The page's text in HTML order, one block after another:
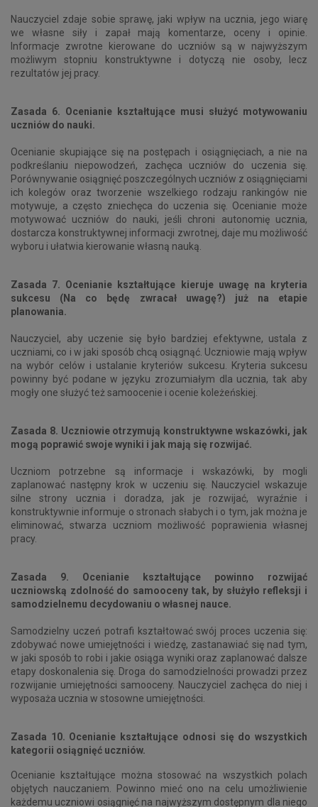
Nauczyciel zdaje sobie sprawę, jaki wpływ na ucznia, jego wiarę
we własne siły i zapał mają komentarze, oceny i opinie.
Informacje zwrotne kierowane do uczniów są w najwyższym
możliwym stopniu konstruktywne i dotyczą nie osoby, lecz
rezultatów jej pracy.
Zasada 6. Ocenianie kształtujące musi służyć motywowaniu
uczniów do nauki.
Ocenianie skupiające się na postępach i osiągnięciach, a nie na
podkreślaniu niepowodzeń, zachęca uczniów do uczenia się.
Porównywanie osiągnięć poszczególnych uczniów z osiągnięciami
ich kolegów oraz tworzenie wszelkiego rodzaju rankingów nie
motywuje, a często zniechęca do uczenia się. Ocenianie może
motywować uczniów do nauki, jeśli chroni autonomię ucznia,
dostarcza konstruktywnej informacji zwrotnej, daje mu możliwość
wyboru i ułatwia kierowanie własną nauką.
Zasada 7. Ocenianie kształtujące kieruje uwagę na kryteria
sukcesu (Na co będę zwracał uwagę?) już na etapie
planowania.
Nauczyciel, aby uczenie się było bardziej efektywne, ustala z
uczniami, co i w jaki sposób chcą osiągnąć. Uczniowie mają wpływ
na wybór celów i ustalanie kryteriów sukcesu. Kryteria sukcesu
powinny być podane w języku zrozumiałym dla ucznia, tak aby
mogły one służyć też samoocenie i ocenie koleżeńskiej.
Zasada 8. Uczniowie otrzymują konstruktywne wskazówki, jak
mogą poprawić swoje wyniki i jak mają się rozwijać.
Uczniom potrzebne są informacje i wskazówki, by mogli
zaplanować następny krok w uczeniu się. Nauczyciel wskazuje
silne strony ucznia i doradza, jak je rozwijać, wyraźnie i
konstruktywnie informuje o stronach słabych i o tym, jak można je
eliminować, stwarza uczniom możliwość poprawienia własnej
pracy.
Zasada 9. Ocenianie kształtujące powinno rozwijać
uczniowską zdolność do samooceny tak, by służyło refleksji i
samodzielnemu decydowaniu o własnej nauce.
Samodzielny uczeń potrafi kształtować swój proces uczenia się:
zdobywać nowe umiejętności i wiedzę, zastanawiać się nad tym,
w jaki sposób to robi i jakie osiąga wyniki oraz zaplanować dalsze
etapy doskonalenia się. Droga do samodzielności prowadzi przez
rozwijanie umiejętności samooceny. Nauczyciel zachęca do niej i
wyposaża ucznia w stosowne umiejętności.
Zasada 10. Ocenianie kształtujące odnosi się do wszystkich
kategorii osiągnięć uczniów.
Ocenianie kształtujące można stosować na wszystkich polach
objętych nauczaniem. Powinno mieć ono na celu umożliwienie
każdemu uczniowi osiągnięć na najwyższym dostępnym dla niego